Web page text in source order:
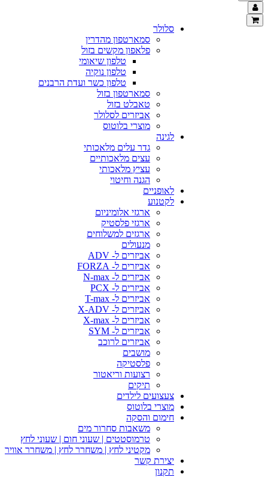
סלולר
סמארטפון מהדרין
פלאפון מקשים בזול
טלפון שיאומי
טלפון נוקיה
טלפון כשר ועדת הרבנים
סמארטפון בזול
טאבלט בזול
אביזרים לסלולר
מוצרי בלוטוס
לגינה
גדר עלים מלאכותי
עצים מלאכותיים
עציץ מלאכותי
הגנה וחיטוי
לאופניים
לקטנוע
ארגזי אלומיניום
ארגזי פלסטיק
ארגזים למשלוחים
מנעולים
אביזרים ל- ADV
אביזרים ל- FORZA
אביזרים ל- N-max
אביזרים ל- PCX
אביזרים ל- T-max
אביזרים ל- X-ADV
אביזרים ל- X-max
אביזרים ל- SYM
אביזרים לרוכב
מושבים
פלסטיקה
רצועות וריאטור
תיקים
צעצועים לילדים
מוצרי בלוטוס
חימום והסקה
משאבות סחרור מים
טרמוסטטים | שעוני חום | שעוני לחץ
מקטיני לחץ | משחרר לחץ | משחרר אוויר
יצירת קשר
תקנון